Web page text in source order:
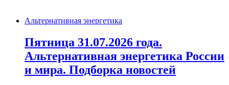
Альтернативная энергетика
Пятница 31.07.2026 года.
Альтернативная энергетика России
и мира. Подборка новостей